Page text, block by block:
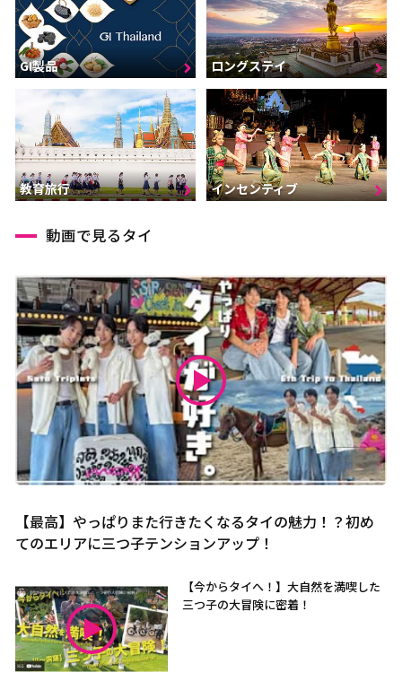
GI製品 ロングステイ
教育旅行 インセンティブ
動画で見るタイ
【最高】やっぱりまた行きたくなるタイの魅力！？初め
てのエリアに三つ子テンションアップ！
【今からタイへ！】大自然を満喫した
三つ子の大冒険に密着！